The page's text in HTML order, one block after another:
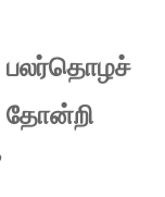
பலர்தொழச்